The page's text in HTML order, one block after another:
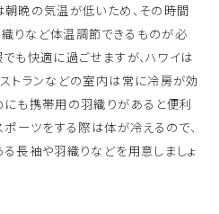
朝晩の気温が低いため、その時間
りなど体温調節できるものが必
も快適に過ごせますが、ハワイは
トランなどの室内は常に冷房が効
にも携帯用の羽織りがあると便利
ポーツをする際は体が冷えるので、
長袖や羽織りなどを用意しましょ